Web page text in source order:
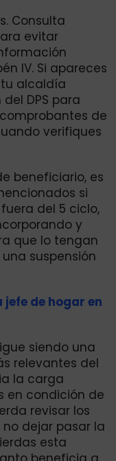
Consulta
evitar
IV. Si apareces
alcaldía
DPS para
de
verifiques
beneficiario, es
si
del 5 ciclo,
y
que lo tengan
suspensión
de hogar en
siendo una
relevantes del
la carga
en condición de
revisar los
dejar pasar la
esta